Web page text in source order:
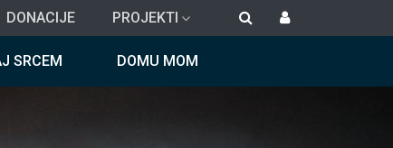
DONACIJE PROJEKTI
SRCEM DOMU MOM